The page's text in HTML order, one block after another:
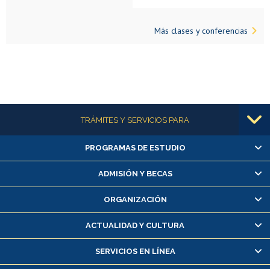
Más clases y conferencias
Más informaciónTRÁMITES Y SERVICIOS PARA
Alumnas/os y exalumnas/os
Matrícula en línea
Inscripción y cambio de asignaturas
Consulta y certificado de notas
Servicio médico y dental
Pago de arancel y crédito alumnos
PROGRAMAS DE ESTUDIO
ADMISIÓN Y BECAS
ORGANIZACIÓN
ACTUALIDAD Y CULTURA
SERVICIOS EN LÍNEA